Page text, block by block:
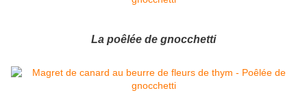
La poêlée de gnocchetti